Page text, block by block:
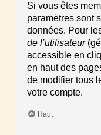
Si vous êtes
paramètres sont
données. Pour
de l’utilisateur
accessible en
en haut des
de modifier tous
votre compte.
Haut